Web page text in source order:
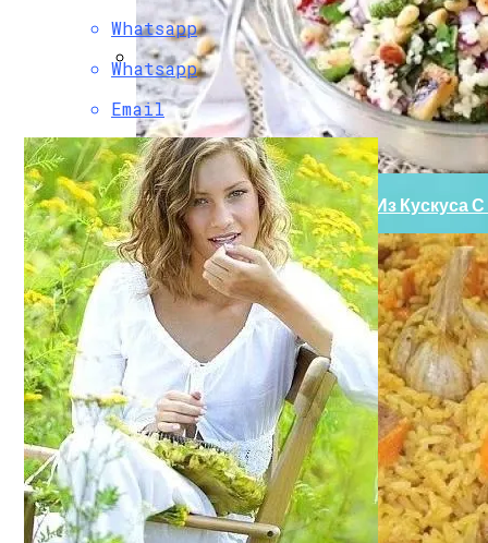
Создание Декоративных Вставок С
Боль В Пояснице: Причины И
Нарушения Менструального Цикла:
Легкий И Полезный Табуле Из Кускуса
Whatsapp
Whatsapp
Email